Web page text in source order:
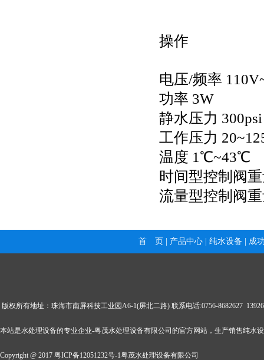
操作
电压/频率
功率 3W
静水压力 300psi
工作压力
温度 1℃~43℃
时间型控制阀
流量型控制阀
首 页 产品中心| 纯水设备 成
版权所有地址：珠海市南屏科技工业园A6-1(屏北二路) 联系电话:0756-8682627
本站是水处理设备的专业企业-粤茂水处理设备有限公司的官方网站，生产销售纯水
Copyright @ 2017 粤ICP备12051232号-1粤茂水处理设备有限公司